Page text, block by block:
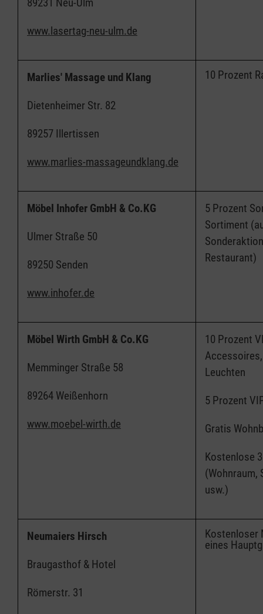
www.lasertag-neu-ulm.de
Marlies' Massage und Klang
Dietenheimer Str. 82
89257 Illertissen
www.marlies-massageundklang.de
10 Prozent
Möbel Inhofer GmbH & Co.KG
Ulmer Straße 50
89250 Senden
www.inhofer.de
5 Prozent
Sortiment
Restaurant)
Möbel Wirth GmbH & Co.KG
Memminger Straße 58
89264 Weißenhorn
www.moebel-wirth.de
10 Prozent
Leuchten
5 Prozent
Gratis
Kostenlose
(Wohnraum,
usw.)
Neumaiers Hirsch
Braugasthof & Hotel
Römerstr. 31
Kostenloser
eines